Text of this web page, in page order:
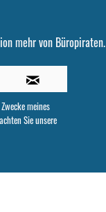
mehr von Büropiraten.
meines
Sie unsere